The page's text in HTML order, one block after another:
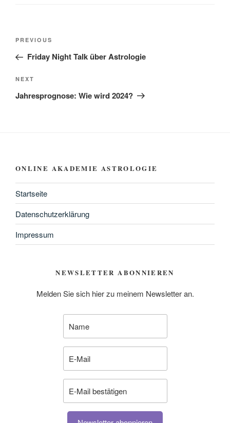
Beitragsnavigation
Previous
Post
PREVIOUS
Friday Night Talk über Astrologie
Next
Post
NEXT
Jahresprognose: Wie wird 2024?
ONLINE AKADEMIE ASTROLOGIE
Startseite
Datenschutzerklärung
Impressum
NEWSLETTER ABONNIEREN
Melden Sie sich hier zu meinem Newsletter an.